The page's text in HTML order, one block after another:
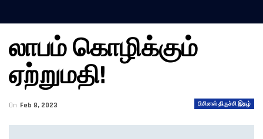
லாபம் கொழிக்கும்
ஏற்றுமதி!
பிசினஸ் திருச்சி இதழ்
On Feb 8, 2023